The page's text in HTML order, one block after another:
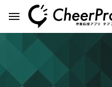
Skip to main content